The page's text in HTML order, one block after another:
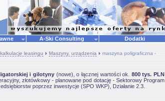
A-Ski Consulting Dodatki
leasingu Maszyny, urządzenia
maszyna poligraficzna -
i gilotyny (nowe), o łącznej wartości ok. 800 tys. PLN
złotówkowy - planowane pod dotację - Sektorowy Program
poprzez inwestycje (SPO WKP), Działanie 2.3.